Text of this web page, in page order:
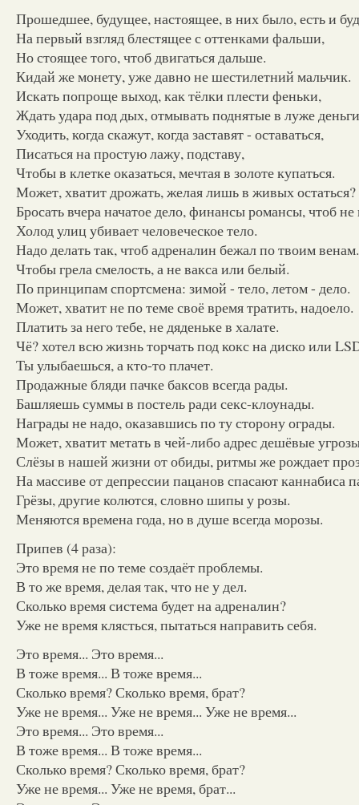
Прошедшее, будущее, настоящее, в них было, есть и
На первый взгляд блестящее с оттенками фальши,
Но стоящее того, чтоб двигаться дальше.
Кидай же монету, уже давно не шестилетний мальчик.
Искать попроще выход, как тёлки плести феньки,
Ждать удара под дых, отмывать поднятые в луже
Уходить, когда скажут, когда заставят - оставаться,
Писаться на простую лажу, подставу,
Чтобы в клетке оказаться, мечтая в золоте купаться.
Может, хватит дрожать, желая лишь в живых остаться?
Бросать вчера начатое дело, финансы романсы, чтоб не
Холод улиц убивает человеческое тело.
Надо делать так, чтоб адреналин бежал по твоим венам.
Чтобы грела смелость, а не вакса или белый.
По принципам спортсмена: зимой - тело, летом - дело.
Может, хватит не по теме своё время тратить, надоело.
Платить за него тебе, не дяденьке в халате.
Чё? хотел всю жизнь торчать под кокс на диско или
Ты улыбаешься, а кто-то плачет.
Продажные бляди пачке баксов всегда рады.
Башляешь суммы в постель ради секс-клоунады.
Награды не надо, оказавшись по ту сторону ограды.
Может, хватит метать в чей-либо адрес дешёвые
Слёзы в нашей жизни от обиды, ритмы же рождает
На массиве от депрессии пацанов спасают каннабиса
Грёзы, другие колются, словно шипы у розы.
Меняются времена года, но в душе всегда морозы.
Припев (4 раза):
Это время не по теме создаёт проблемы.
В то же время, делая так, что не у дел.
Сколько время система будет на адреналин?
Уже не время клясться, пытаться направить себя.
Это время... Это время...
В тоже время... В тоже время...
Сколько время? Сколько время, брат?
Уже не время... Уже не время... Уже не время...
Это время... Это время...
В тоже время... В тоже время...
Сколько время? Сколько время, брат?
Уже не время... Уже не время, брат...